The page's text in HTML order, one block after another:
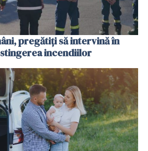
pregătiţi să intervină în
incendiilor